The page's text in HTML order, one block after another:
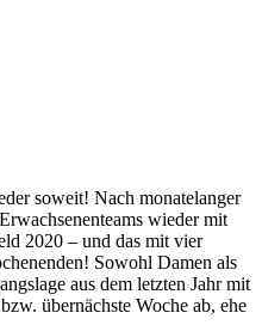
soweit! Nach monatelanger
wieder mit
2020 – und das mit vier
Sowohl Damen als
aus dem letzten Jahr mit
übernächste Woche ab, ehe